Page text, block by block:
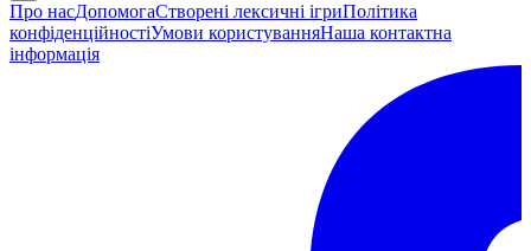
Про насДопомогаСтворені лексичні ігриПолітика
конфіденційностіУмови користуванняНаша контактна
інформація